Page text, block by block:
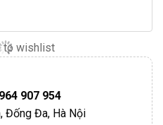
to wishlist
907 954
Đống Đa, Hà Nội